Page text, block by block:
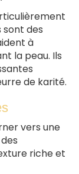
des
à
la peau. Ils
de karité.
vers une
riche et